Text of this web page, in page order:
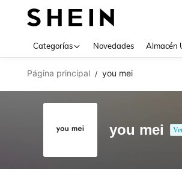
Categorías Novedades Almacén
Página principal / you mei
you mei